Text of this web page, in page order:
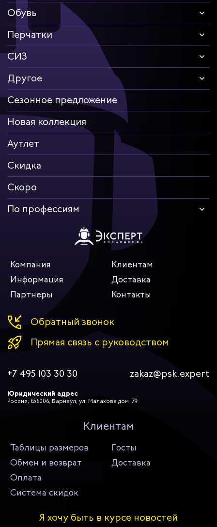
Обувь
Перчатки
СИЗ
Другое
Сезонное предложение
Новая коллекция
Аутлет
Скидка
Скоро
По профессиям
Компания
Клиентам
Информация
Доставка
Партнеры
Контакты
Обратный звонок
Прямая связь с руководством
+7 495 103 30 30 zakaz@psk.expert
Юридический адрес
Россия, 656006, Барнаул, ул. Малахова дом 179
Клиентам
Таблицы размеров
Госты
Обмен и возврат
Доставка
Оплата
Система скидок
Я хочу быть в курсе новостей